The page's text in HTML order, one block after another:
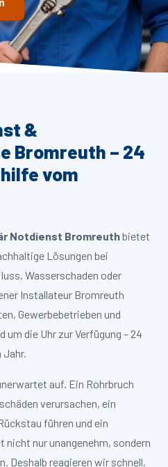
&
Bromreuth – 24
vom
Notdienst Bromreuthbietet
Lösungen bei
Wasserschaden oder
Installateur Bromreuth
Gewerbebetrieben und
die Uhr zur Verfügung – 24
Jahr.
auf. Ein Rohrbruch
verursachen, ein
führen und ein
nur unangenehm, sondern
Deshalb reagieren wir schnell,